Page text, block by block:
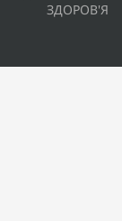
ЗДОРОВ'Я